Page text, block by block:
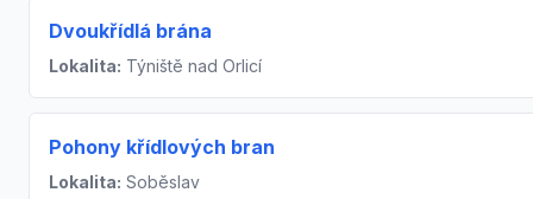
Dvoukřídlá brána
Lokalita: Týniště nad Orlicí
Pohony křídlových bran
Lokalita: Soběslav